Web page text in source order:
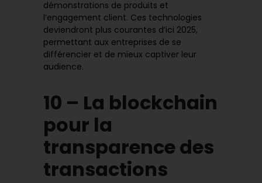
démonstrations de produits et
l’engagement client. Ces technologies
deviendront plus courantes d’ici 2025,
permettant aux entreprises de se
différencier et de mieux captiver leur
audience.
10 – La blockchain
pour la
transparence des
transactions